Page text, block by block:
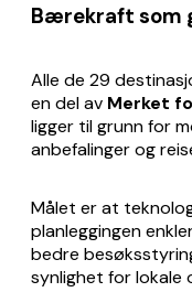
Bærekraft som
Alle de 29
en del av Merket
ligger til grunn for
anbefalinger og
Målet er at
planleggingen
bedre
synlighet for lokale